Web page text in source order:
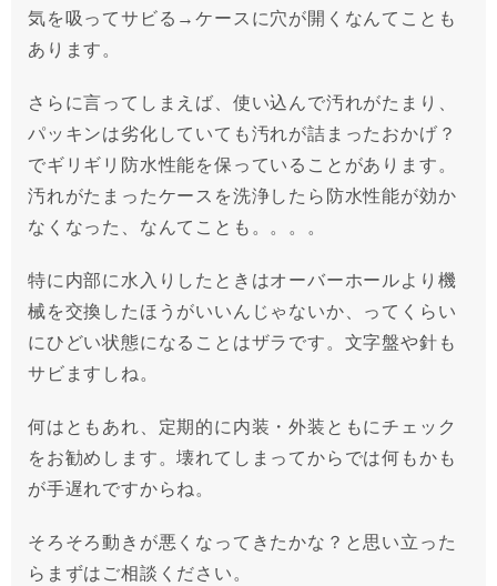
気を吸ってサビる→ケースに穴が開くなんてことも
あります。
さらに言ってしまえば、使い込んで汚れがたまり、
パッキンは劣化していても汚れが詰まったおかげ？
でギリギリ防水性能を保っていることがあります。
汚れがたまったケースを洗浄したら防水性能が効か
なくなった、なんてことも。。。。
特に内部に水入りしたときはオーバーホールより機
械を交換したほうがいいんじゃないか、ってくらい
にひどい状態になることはザラです。文字盤や針も
サビますしね。
何はともあれ、定期的に内装・外装ともにチェック
をお勧めします。壊れてしまってからでは何もかも
が手遅れですからね。
そろそろ動きが悪くなってきたかな？と思い立った
らまずはご相談ください。